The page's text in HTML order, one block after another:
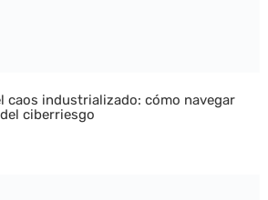
caos industrializado: cómo navegar
ciberriesgo